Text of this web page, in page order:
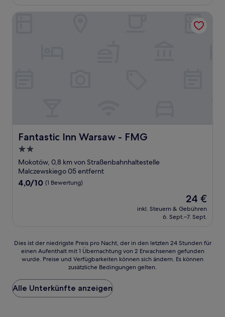
Bewertung)
Fantastic Inn Warsaw - FMG
Fantastic Inn Warsaw - FMG
2.0-
Sterne-
Unterkunft
Mokotów, 0,8 km von Straßenbahnhaltestelle
Malczewskiego 05 entfernt
4.0
4,0/10 (1 Bewertung)
Der
Preis
beträgt
24 €
inkl. Steuern & Gebühren
6. Sept.–7. Sept.
Dies
der
Preis
pro
Nacht,
Dies ist der niedrigste Preis pro Nacht, der in den letzten 24 Stunden für
einen Aufenthalt mit 1 Übernachtung von 2 Erwachsenen gefunden
wurde. Preise und Verfügbarkeiten können sich ändern. Es können
zusätzliche Bedingungen gelten.
Alle Unterkünfte anzeigen